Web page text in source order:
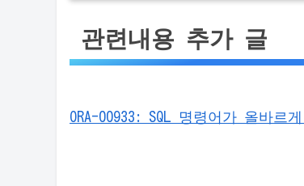
관련내용 추가 글
ORA-00933: SQL 명령어가 올바르